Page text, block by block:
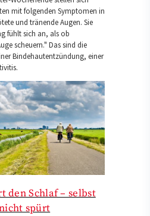
mit folgenden Symptomen in
und tränende Augen. Sie
fühlt sich an, als ob
scheuern." Das sind die
Bindehautentzündung, einer
den Schlaf – selbst
spürt